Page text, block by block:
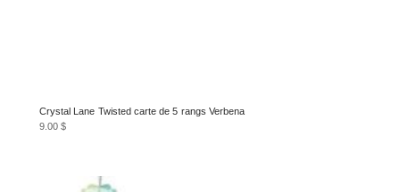
Crystal Lane Twisted carte de 5 rangs Verbena
9.00$